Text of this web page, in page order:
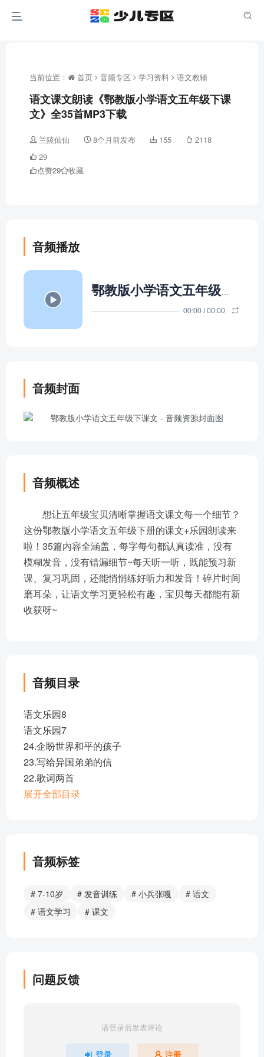
当前位置： 首页 音频专区 学习资料 语文教辅
语文课文朗读《鄂教版小学语文五年级下课
文》全35首MP3下载
兰陵仙仙 8个月前发布 155
2118
29
点赞29 收藏
音频播放
00:00 /00:00
音频封面
音频概述
想让五年级宝贝清晰掌握语文课文每一个细节？
这份鄂教版小学语文五年级下册的课文+乐园朗读来
啦！35篇内容全涵盖，每字每句都认真读准，没有
模糊发音，没有错漏细节~每天听一听，既能预习新
课、复习巩固，还能悄悄练好听力和发音！碎片时间
磨耳朵，让语文学习更轻松有趣，宝贝每天都能有新
收获呀~
音频目录
语文乐园8
语文乐园7
24.企盼世界和平的孩子
23.写给异国弟弟的信
22.歌词两首
21.小兵张嘎3
18.刺猬
17.隔窗看雀
16.游天然动物园
语文乐园5
13.我的老师1
语文乐园4
展开全部目录
音频标签
# 7-10岁 # 发音训练 # 小兵张嘎
# 语文
# 语文学习
# 课文
问题反馈
请登录后发表评论
登录 注册